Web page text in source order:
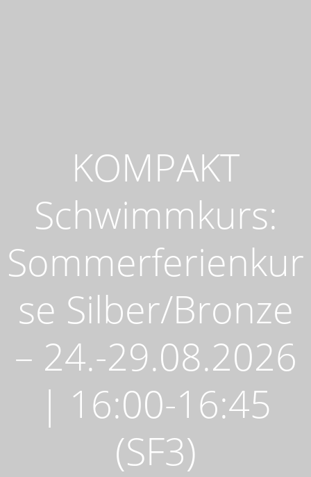
KOMPAKT
Schwimmkurs:
Sommerferienkur
se Silber/Bronze
– 24.-29.08.2026
| 16:00-16:45
(SF3)